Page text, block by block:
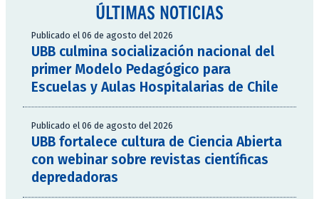
ÚLTIMAS NOTICIAS
Publicado el 06 de agosto del 2026
UBB culmina socialización nacional del
primer Modelo Pedagógico para
Escuelas y Aulas Hospitalarias de Chile
Publicado el 06 de agosto del 2026
UBB fortalece cultura de Ciencia Abierta
con webinar sobre revistas científicas
depredadoras